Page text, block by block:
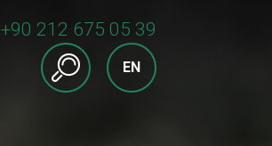
+90 212 675 05 39
EN